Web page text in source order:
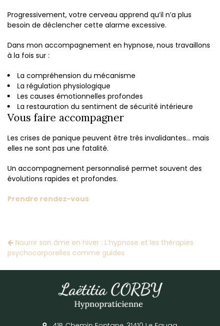
Progressivement, votre cerveau apprend qu’il n’a plus
besoin de déclencher cette alarme excessive.
Dans mon accompagnement en hypnose, nous travaillons
à la fois sur :
La compréhension du mécanisme
La régulation physiologique
Les causes émotionnelles profondes
La restauration du sentiment de sécurité intérieure
Vous faire accompagner
Les crises de panique peuvent être très invalidantes… mais
elles ne sont pas une fatalité.
Un accompagnement personnalisé permet souvent des
évolutions rapides et profondes.
Prendre rendez-vous
Nourrir son âme en hiver : L’hypnose et les thérapies
psychocorporelles comme guides